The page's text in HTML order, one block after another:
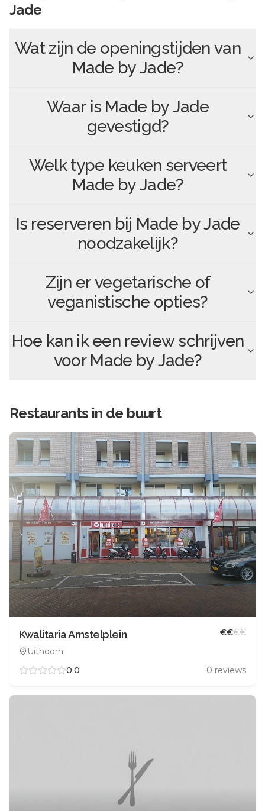
Jade
Wat zijn de openingstijden van
Made by Jade?
Waar is Made by Jade
gevestigd?
Welk type keuken serveert
Made by Jade?
Is reserveren bij Made by Jade
noodzakelijk?
Zijn er vegetarische of
veganistische opties?
Hoe kan ik een review schrijven
voor Made by Jade?
Restaurants in de buurt
Kwalitaria Amstelplein
Uithoorn
€€€€
0.0 0 reviews